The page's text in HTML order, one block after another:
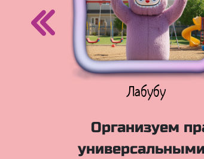
Лабубу
Организуем